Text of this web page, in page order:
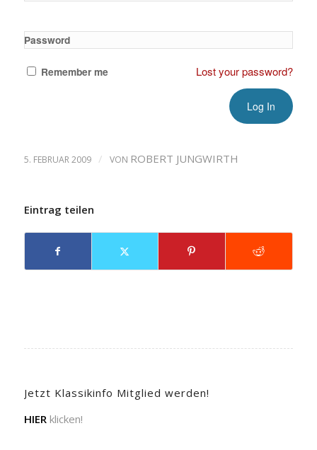
Password
Remember me Lost your password?
5. FEBRUAR 2009 / VON ROBERT JUNGWIRTH
Eintrag teilen
Jetzt Klassikinfo Mitglied werden!
HIER klicken!